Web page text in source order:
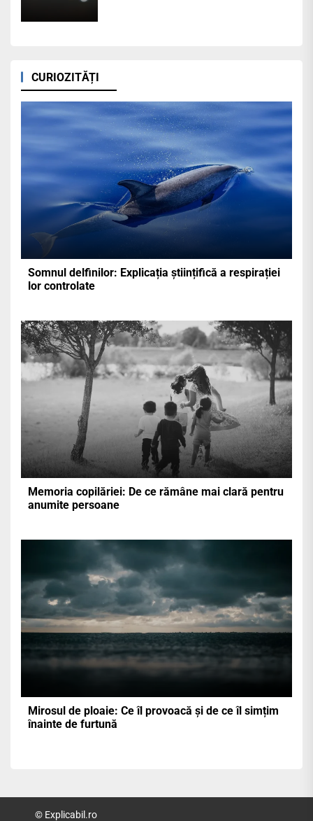
CURIOZITĂȚI
Somnul delfinilor: Explicația științifică a respirației
lor controlate
Memoria copilăriei: De ce rămâne mai clară pentru
anumite persoane
Mirosul de ploaie: Ce îl provoacă și de ce îl simțim
înainte de furtună
© Explicabil.ro